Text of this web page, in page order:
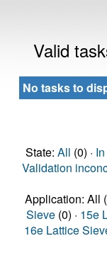
Valid
No tasks to
State: All (0) ·
Validation
Application: All
Sieve (0) · 15e
16e Lattice